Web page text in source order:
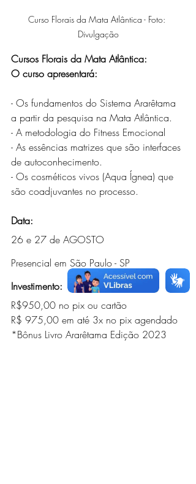
Curso Florais da Mata Atlântica - Foto:
Divulgação
Cursos Florais da Mata Atlântica:
O curso apresentará:
- Os fundamentos do Sistema Ararêtama
a partir da pesquisa na Mata Atlântica.
- A metodologia do Fitness Emocional
- As essências matrizes que são interfaces
de autoconhecimento.
- Os cosméticos vivos (Aqua Ígnea) que
são coadjuvantes no processo.
Data:
26 e 27 de AGOSTO
Presencial em São Paulo - SP
Investimento:
R$950,00 no pix ou cartão
R$ 975,00 em até 3x no pix agendado
*Bônus Livro Ararêtama Edição 2023